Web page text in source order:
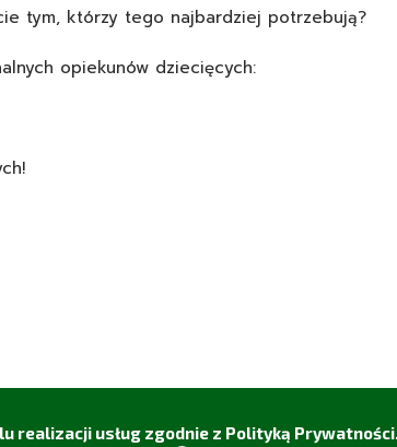
tym, którzy tego najbardziej potrzebują?
opiekunów dziecięcych:
realizacji usług zgodnie z Polityką